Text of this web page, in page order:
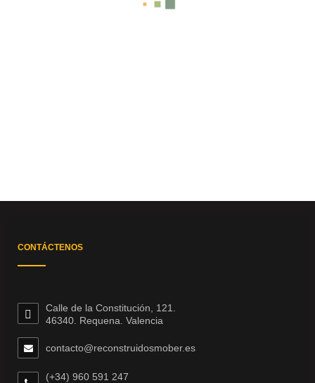
CONTÁCTENOS
Calle de la Constitución, 121.
46340. Requena. Valencia
contacto@reconstruidosmober.es
(+34) 960 591 247